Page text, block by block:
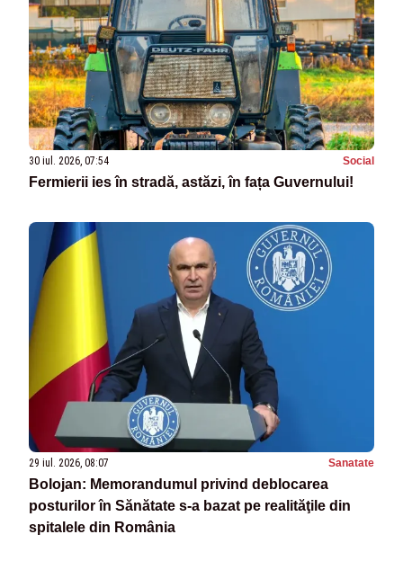
30 iul. 2026, 07:54 Social
Fermierii ies în stradă, astăzi, în fața Guvernului!
29 iul. 2026, 08:07 Sanatate
Bolojan: Memorandumul privind deblocarea
posturilor în Sănătate s-a bazat pe realităţile din
spitalele din România